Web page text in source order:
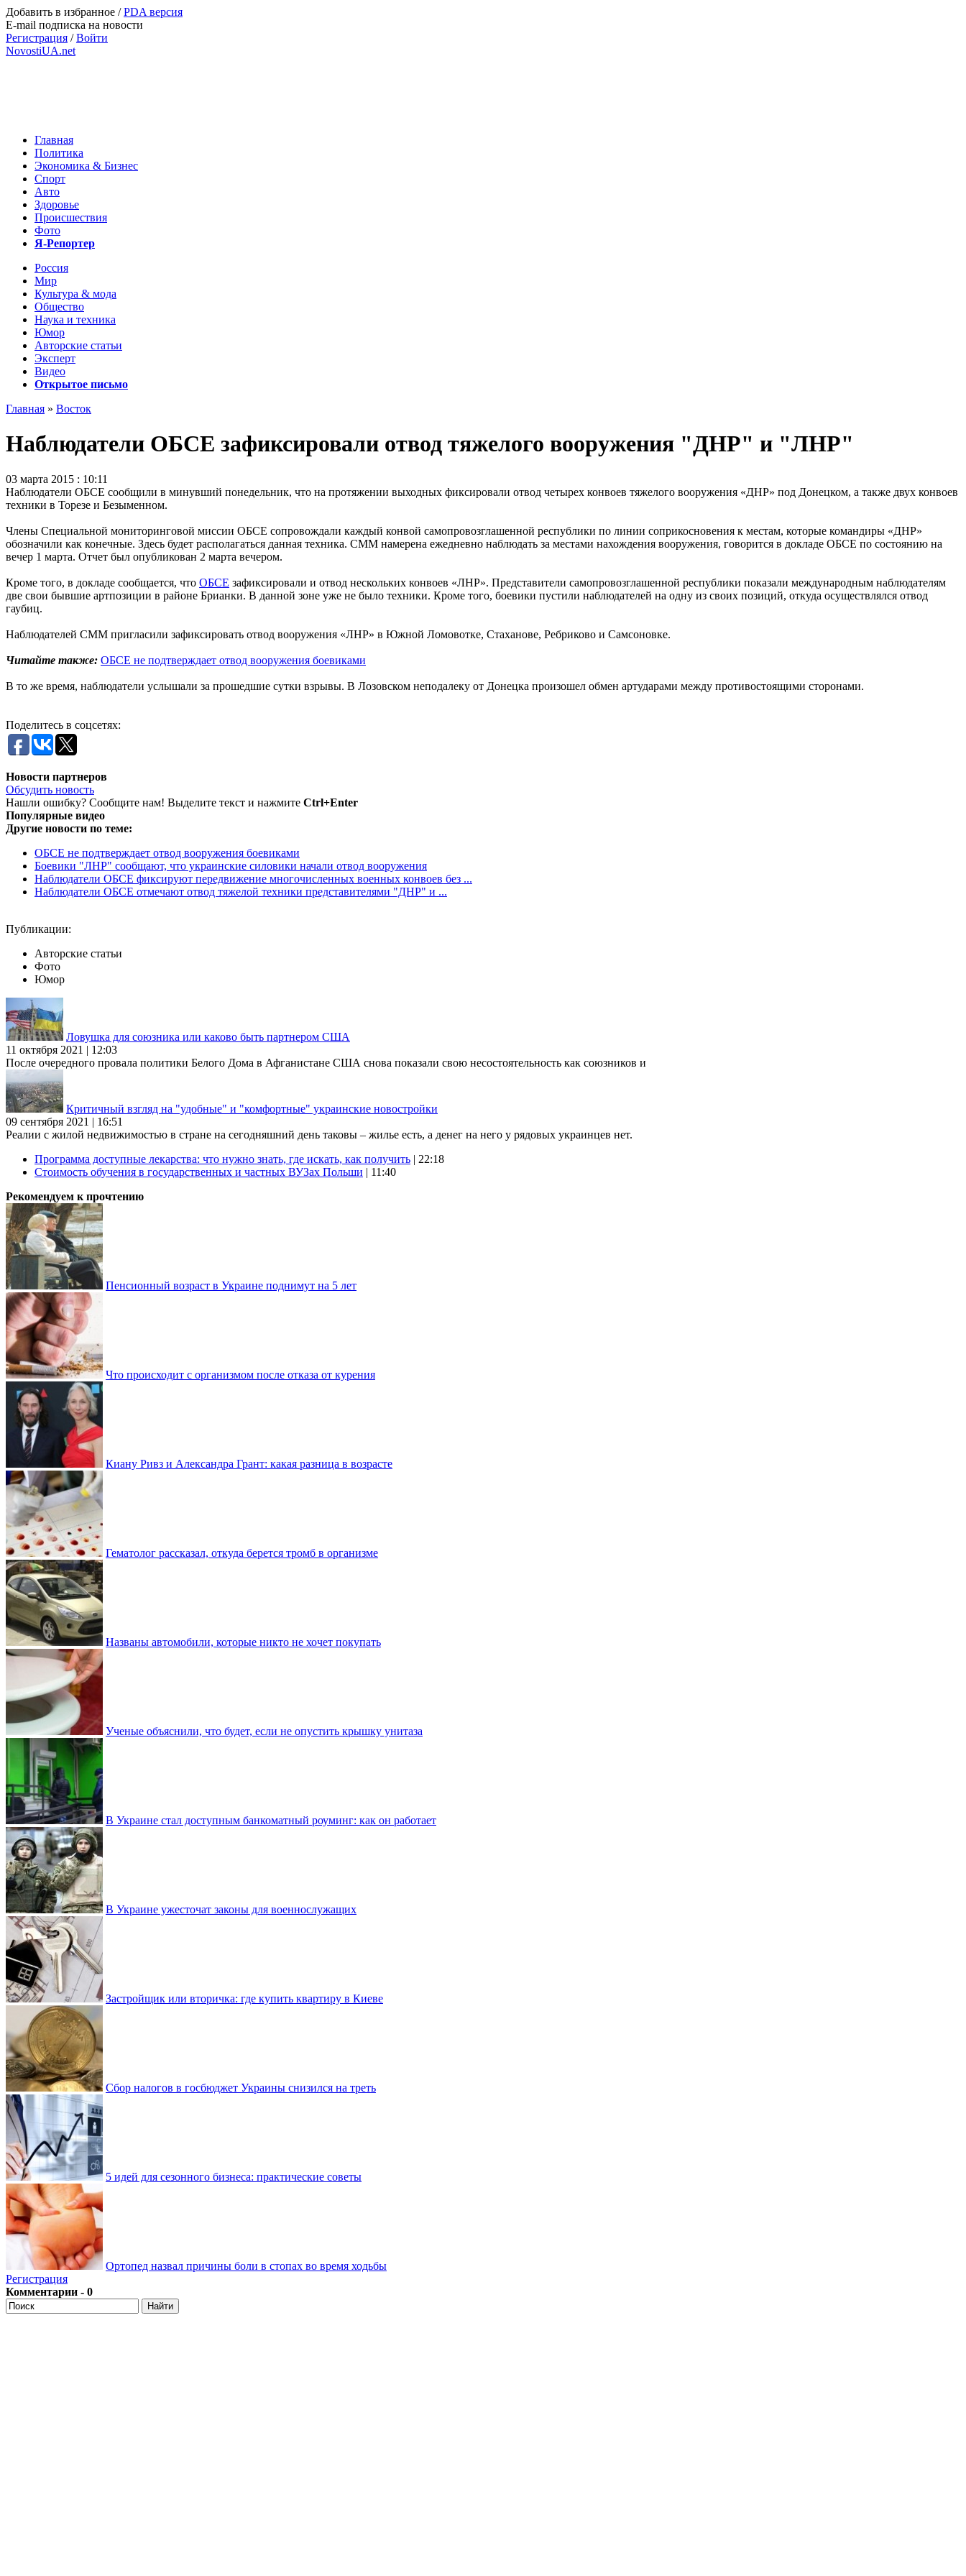
Добавить в избранное /PDA версия
E-mail подписка на новости
Регистрация /Войти
NovostiUA.net
Главная
Политика
Экономика & Бизнес
Спорт
Авто
Здоровье
Происшествия
Фото
Я-Репортер
Россия
Мир
Культура & мода
Общество
Наука и техника
Юмор
Авторские статьи
Эксперт
Видео
Открытое письмо
Главная » Восток
Наблюдатели ОБСЕ зафиксировали отвод тяжелого вооружения "ДНР" и "ЛНР"
03 марта 2015 : 10:11
Наблюдатели ОБСЕ сообщили в минувший понедельник, что на протяжении выходных фиксировали отвод четырех конвоев тяжелого вооружения «ДНР» под Донецком, а также двух конвоев
техники в Торезе и Безыменном.
Члены Специальной мониторинговой миссии ОБСЕ сопровождали каждый конвой самопровозглашенной республики по линии соприкосновения к местам, которые командиры «ДНР»
обозначили как конечные. Здесь будет располагаться данная техника. СММ намерена ежедневно наблюдать за местами нахождения вооружения, говорится в докладе ОБСЕ по состоянию на
вечер 1 марта. Отчет был опубликован 2 марта вечером.
Кроме того, в докладе сообщается, что ОБСЕ зафиксировали и отвод нескольких конвоев «ЛНР». Представители самопровозглашенной республики показали международным наблюдателям
две свои бывшие артпозиции в районе Брианки. В данной зоне уже не было техники. Кроме того, боевики пустили наблюдателей на одну из своих позиций, откуда осуществлялся отвод
гаубиц.
Наблюдателей СММ пригласили зафиксировать отвод вооружения «ЛНР» в Южной Ломовотке, Стаханове, Ребриково и Самсоновке.
Читайте также: ОБСЕ не подтверждает отвод вооружения боевиками
В то же время, наблюдатели услышали за прошедшие сутки взрывы. В Лозовском неподалеку от Донецка произошел обмен артударами между противостоящими сторонами.
Поделитесь в соцсетях:
Новости партнеров
Обсудить новость
Нашли ошибку? Сообщите нам! Выделите текст и нажмите Ctrl+Enter
Популярные видео
Другие новости по теме:
ОБСЕ не подтверждает отвод вооружения боевиками
Боевики "ЛНР" сообщают, что украинские силовики начали отвод вооружения
Наблюдатели ОБСЕ фиксируют передвижение многочисленных военных конвоев без ...
Наблюдатели ОБСЕ отмечают отвод тяжелой техники представителями "ДНР" и ...
Публикации:
Авторские статьи
Фото
Юмор
Ловушка для союзника или каково быть партнером США
11 октября 2021 | 12:03
После очередного провала политики Белого Дома в Афганистане США снова показали свою несостоятельность как союзников и
Критичный взгляд на "удобные" и "комфортные" украинские новостройки
09 сентября 2021 | 16:51
Реалии с жилой недвижимостью в стране на сегодняшний день таковы – жилье есть, а денег на него у рядовых украинцев нет.
Программа доступные лекарства: что нужно знать, где искать, как получить | 22:18
Стоимость обучения в государственных и частных ВУЗах Польши | 11:40
Рекомендуем к прочтению
Пенсионный возраст в Украине поднимут на 5 лет
Что происходит с организмом после отказа от курения
Киану Ривз и Александра Грант: какая разница в возрасте
Гематолог рассказал, откуда берется тромб в организме
Названы автомобили, которые никто не хочет покупать
Ученые объяснили, что будет, если не опустить крышку унитаза
В Украине стал доступным банкоматный роуминг: как он работает
В Украине ужесточат законы для военнослужащих
Застройщик или вторичка: где купить квартиру в Киеве
Сбор налогов в госбюджет Украины снизился на треть
5 идей для сезонного бизнеса: практические советы
Ортопед назвал причины боли в стопах во время ходьбы
Регистрация
Комментарии - 0